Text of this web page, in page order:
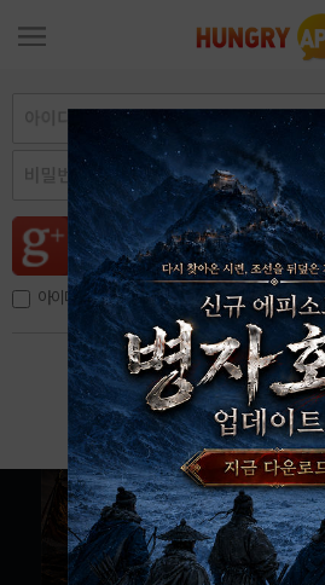
아이디, 이메일 저장
아이디 / 비밀번호 찾기